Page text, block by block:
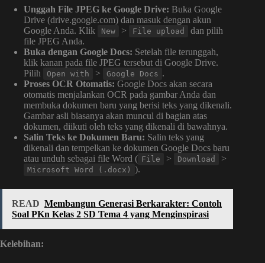
Unggah File JPEG ke Google Drive: Buka Google
Drive (drive.google.com) dan masuk dengan akun
Google Anda. Klik
New > File upload
dan pilih
file JPEG Anda.
Buka dengan Google Docs: Setelah file terunggah,
klik kanan pada file JPEG tersebut di Google Drive.
Pilih
Open with > Google Docs .
Proses OCR Otomatis: Google Docs akan secara
otomatis menjalankan OCR pada gambar Anda dan
membuka dokumen baru yang berisi teks yang dikenali.
Gambar asli biasanya akan muncul di bagian atas
dokumen, diikuti oleh teks yang dikenali di bawahnya.
Salin Teks ke Dokumen Baru: Salin teks yang
dikenali dan tempelkan ke dokumen Google Docs baru
atau unduh sebagai file Word ( File > Download >
Microsoft Word (.docx) ).
READ Membangun Generasi Berkarakter: Contoh
Soal PKn Kelas 2 SD Tema 4 yang Menginspirasi
Kelebihan: